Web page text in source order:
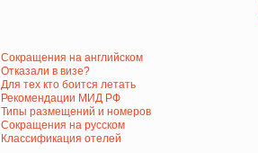
Сокращения на английском
Отказали в визе?
Для тех кто боится летать
Рекомендации МИД РФ
Типы размещений и номеров
Сокращения на русском
Классификация отелей